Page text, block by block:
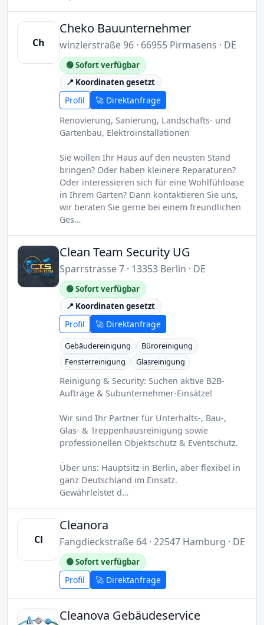
Ch
Cheko Bauunternehmer
winzlerstraße 96 · 66955 Pirmasens · DE
🟢 Sofort verfügbar
📍 Koordinaten gesetzt
Profil
🚀 Direktanfrage
Renovierung, Sanierung, Landschafts- und
Gartenbau, Elektroinstallationen
Sie wollen Ihr Haus auf den neusten Stand
bringen? Oder haben kleinere Reparaturen?
Oder interessieren sich für eine Wohlfühloase
in Ihrem Garten? Dann kontaktieren Sie uns,
wir beraten Sie gerne bei einem freundlichen
Ges…
Clean Team Security UG
Sparrstrasse 7 · 13353 Berlin · DE
🟢 Sofort verfügbar
📍 Koordinaten gesetzt
Profil 🚀 Direktanfrage
Gebäudereinigung
Büroreinigung
Fensterreinigung
Glasreinigung
Reinigung & Security: Suchen aktive B2B-
Aufträge & Subunternehmer-Einsätze!
Wir sind Ihr Partner für Unterhalts-, Bau-,
Glas- & Treppenhausreinigung sowie
professionellen Objektschutz & Eventschutz.
Über uns: Hauptsitz in Berlin, aber flexibel in
ganz Deutschland im Einsatz.
Gewährleistet d…
Cl
Cleanora
Fangdieckstraße 64 · 22547 Hamburg · DE
🟢 Sofort verfügbar
Profil 🚀 Direktanfrage
Cleanova Gebäudeservice